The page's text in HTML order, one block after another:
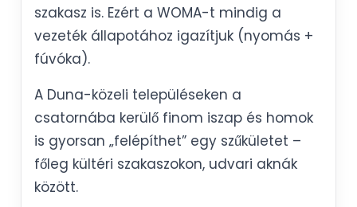
szakasz is. Ezért a WOMA-t mindig a
vezeték állapotához igazítjuk (nyomás +
fúvóka).
A Duna-közeli településeken a
csatornába kerülő finom iszap és homok
is gyorsan „felépíthet” egy szűkületet –
főleg kültéri szakaszokon, udvari aknák
között.